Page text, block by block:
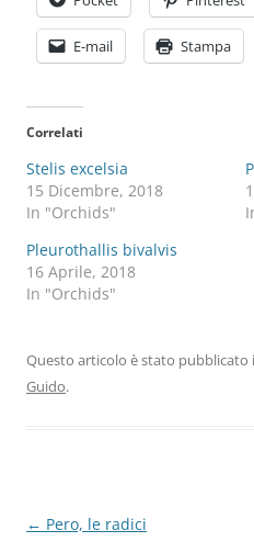
E-mail Stampa
Correlati
Stelis excelsia
15 Dicembre, 2018
In "Orchids"
Pleurothallis bivalvis
16 Aprile, 2018
In "Orchids"
Questo articolo è stato pubblicato
Guido.
Navigazione
← Pero, le radici